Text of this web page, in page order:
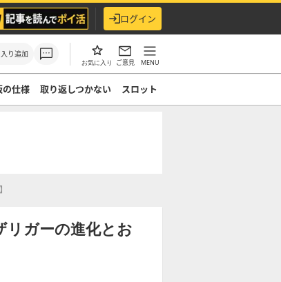
ログイン
り追加
お気に入り ご意見 MENU
仕様 取り返しつかない スロット
リガーの進化とお